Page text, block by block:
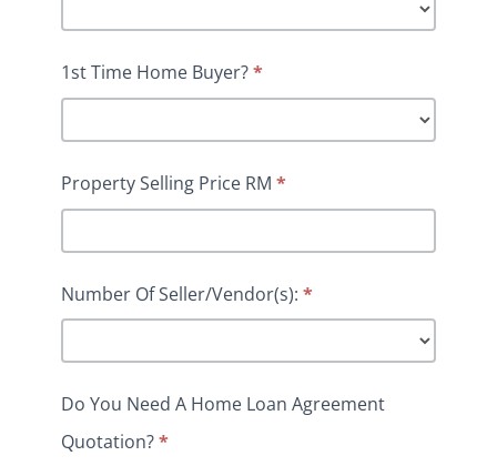
1st Time Home Buyer?*
Property Selling Price RM *
Number Of Seller/Vendor(s): *
Do You Need A Home Loan Agreement
Quotation?*